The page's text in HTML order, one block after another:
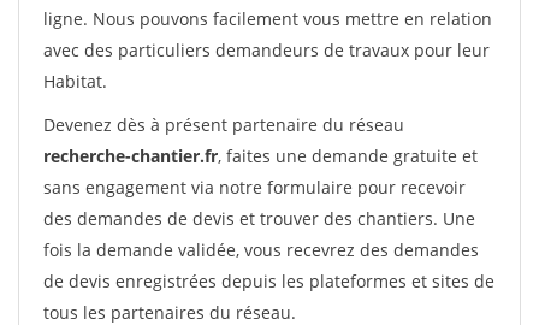
ligne. Nous pouvons facilement vous mettre en relation
avec des particuliers demandeurs de travaux pour leur
Habitat.
Devenez dès à présent partenaire du réseau
recherche-chantier.fr, faites une demande gratuite et
sans engagement via notre formulaire pour recevoir
des demandes de devis et trouver des chantiers. Une
fois la demande validée, vous recevrez des demandes
de devis enregistrées depuis les plateformes et sites de
tous les partenaires du réseau.